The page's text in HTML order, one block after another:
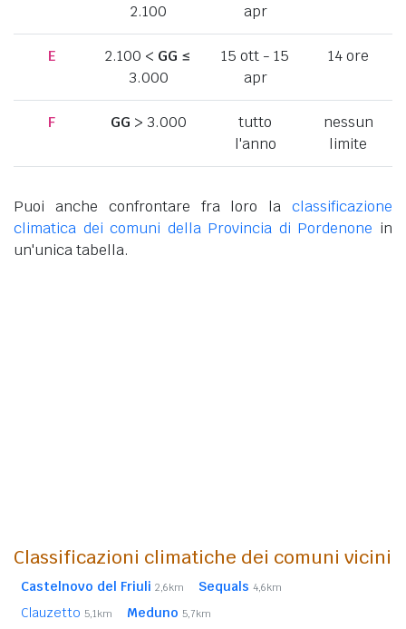
2.100
apr
E 2.100 < GG ≤
3.000
15 ott - 15
apr
14 ore
F GG > 3.000
tutto
l'anno
nessun
limite
Puoi anche confrontare fra loro la classificazione
climatica dei comuni della Provincia di Pordenone in
un'unica tabella.
Classificazioni climatiche dei comuni vicini
Castelnovo del Friuli 2,6km Sequals 4,6km
Clauzetto 5,1km Meduno 5,7km